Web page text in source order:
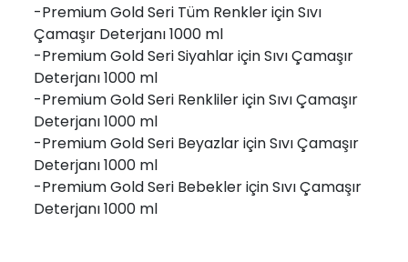
-Premium Gold Seri Tüm Renkler için Sıvı
Çamaşır Deterjanı 1000 ml
-Premium Gold Seri Siyahlar için Sıvı Çamaşır
Deterjanı 1000 ml
-Premium Gold Seri Renkliler için Sıvı Çamaşır
Deterjanı 1000 ml
-Premium Gold Seri Beyazlar için Sıvı Çamaşır
Deterjanı 1000 ml
-Premium Gold Seri Bebekler için Sıvı Çamaşır
Deterjanı 1000 ml